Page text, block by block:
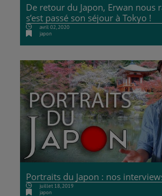
De retour du Japon, Erwan nous
s’est passé son séjour à Tokyo !
avril 02, 2020
japon
Portraits du Japon : nos
juillet 18, 2019
japon